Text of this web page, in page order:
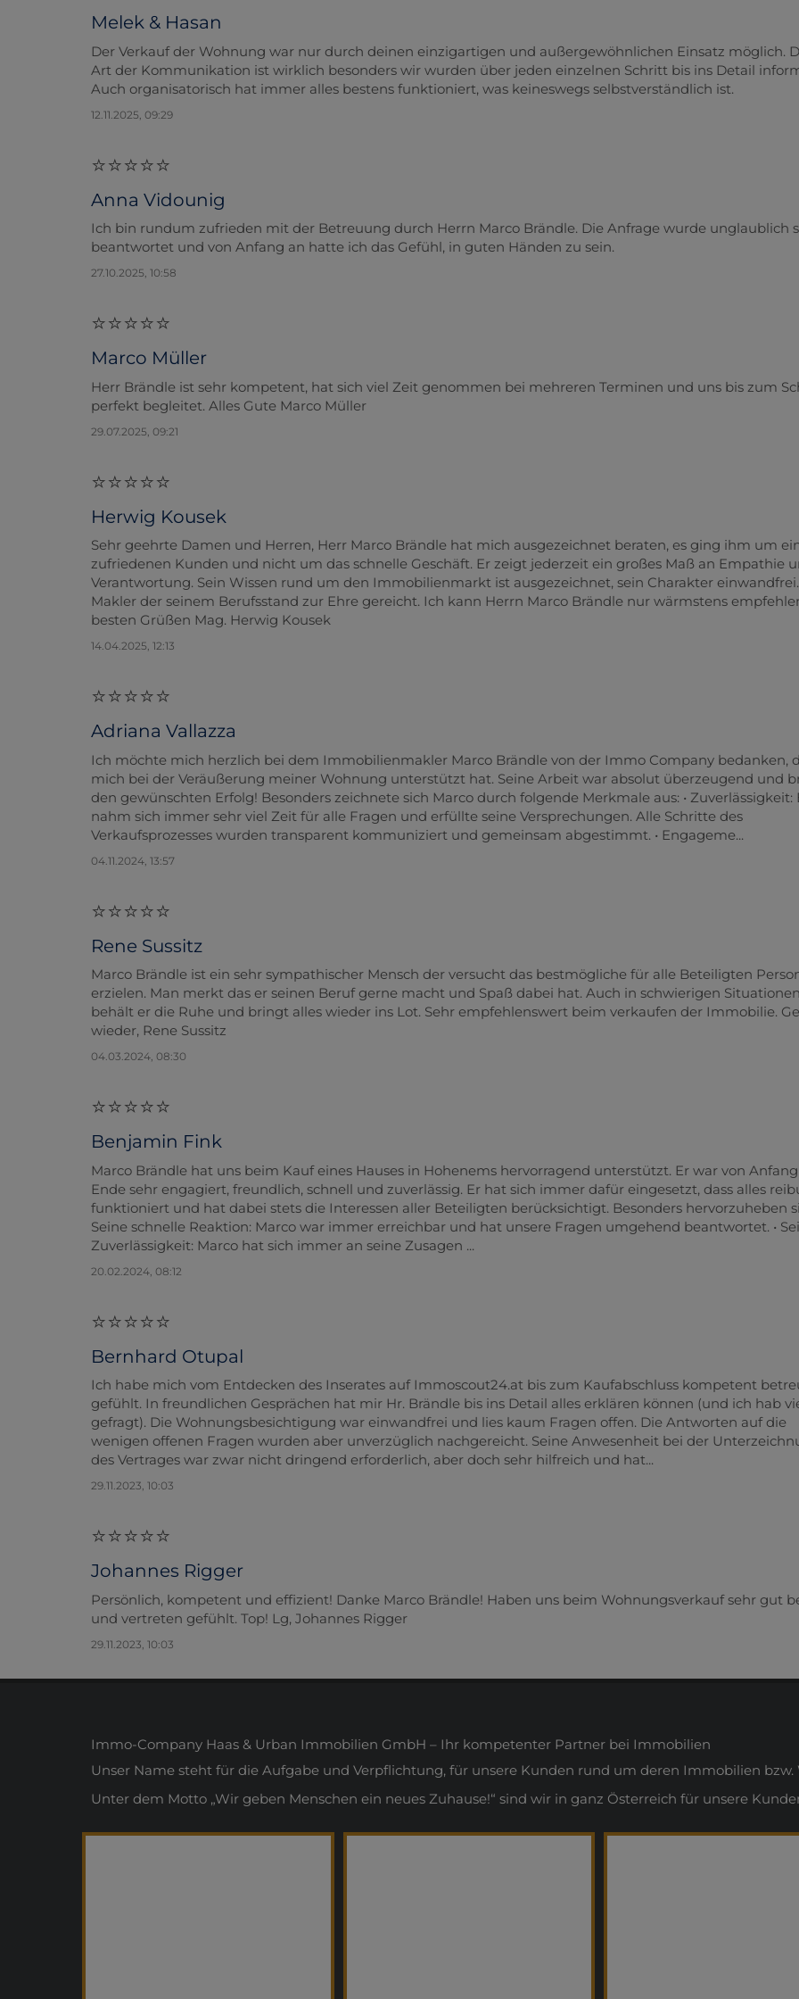
Melek & Hasan
Der Verkauf der Wohnung war nur durch deinen einzigartigen und außergewöhnlichen Einsatz möglich.
Art der Kommunikation ist wirklich besonders wir wurden über jeden einzelnen Schritt bis ins Detail
Auch organisatorisch hat immer alles bestens funktioniert, was keineswegs selbstverständlich ist.
12.11.2025, 09:29
Anna Vidounig
Ich bin rundum zufrieden mit der Betreuung durch Herrn Marco Brändle. Die Anfrage wurde unglaublich
beantwortet und von Anfang an hatte ich das Gefühl, in guten Händen zu sein.
27.10.2025, 10:58
Marco Müller
Herr Brändle ist sehr kompetent, hat sich viel Zeit genommen bei mehreren Terminen und uns bis zum
perfekt begleitet. Alles Gute Marco Müller
29.07.2025, 09:21
Herwig Kousek
Sehr geehrte Damen und Herren, Herr Marco Brändle hat mich ausgezeichnet beraten, es ging ihm um
zufriedenen Kunden und nicht um das schnelle Geschäft. Er zeigt jederzeit ein großes Maß an Empathie
Verantwortung. Sein Wissen rund um den Immobilienmarkt ist ausgezeichnet, sein Charakter
Makler der seinem Berufsstand zur Ehre gereicht. Ich kann Herrn Marco Brändle nur wärmstens
besten Grüßen Mag. Herwig Kousek
14.04.2025, 12:13
Adriana Vallazza
Ich möchte mich herzlich bei dem Immobilienmakler Marco Brändle von der Immo Company bedanken,
mich bei der Veräußerung meiner Wohnung unterstützt hat. Seine Arbeit war absolut überzeugend und
den gewünschten Erfolg! Besonders zeichnete sich Marco durch folgende Merkmale aus: • Zuverlässigkeit:
nahm sich immer sehr viel Zeit für alle Fragen und erfüllte seine Versprechungen. Alle Schritte des
Verkaufsprozesses wurden transparent kommuniziert und gemeinsam abgestimmt. • Engageme...
04.11.2024, 13:57
Rene Sussitz
Marco Brändle ist ein sehr sympathischer Mensch der versucht das bestmögliche für alle Beteiligten
erzielen. Man merkt das er seinen Beruf gerne macht und Spaß dabei hat. Auch in schwierigen Situationen
behält er die Ruhe und bringt alles wieder ins Lot. Sehr empfehlenswert beim verkaufen der Immobilie.
wieder, Rene Sussitz
04.03.2024, 08:30
Benjamin Fink
Marco Brändle hat uns beim Kauf eines Hauses in Hohenems hervorragend unterstützt. Er war von
Ende sehr engagiert, freundlich, schnell und zuverlässig. Er hat sich immer dafür eingesetzt, dass alles
funktioniert und hat dabei stets die Interessen aller Beteiligten berücksichtigt. Besonders hervorzuheben
Seine schnelle Reaktion: Marco war immer erreichbar und hat unsere Fragen umgehend beantwortet. •
Zuverlässigkeit: Marco hat sich immer an seine Zusagen ...
20.02.2024, 08:12
Bernhard Otupal
Ich habe mich vom Entdecken des Inserates auf Immoscout24.at bis zum Kaufabschluss kompetent
gefühlt. In freundlichen Gesprächen hat mir Hr. Brändle bis ins Detail alles erklären können (und ich hab
gefragt). Die Wohnungsbesichtigung war einwandfrei und lies kaum Fragen offen. Die Antworten auf die
wenigen offenen Fragen wurden aber unverzüglich nachgereicht. Seine Anwesenheit bei der
des Vertrages war zwar nicht dringend erforderlich, aber doch sehr hilfreich und hat...
29.11.2023, 10:03
Johannes Rigger
Persönlich, kompetent und effizient! Danke Marco Brändle! Haben uns beim Wohnungsverkauf sehr gut
und vertreten gefühlt. Top! Lg, Johannes Rigger
29.11.2023, 10:03
Immo-Company Haas & Urban Immobilien GmbH – Ihr kompetenter Partner bei Immobilien
Unser Name steht für die Aufgabe und Verpflichtung, für unsere Kunden rund um deren Immobilien bzw.
Unter dem Motto „Wir geben Menschen ein neues Zuhause!“ sind wir in ganz Österreich für unsere